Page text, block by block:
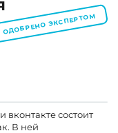
ОДОБРЕНО ЭКСПЕРТОМ
вконтакте состоит
В ней